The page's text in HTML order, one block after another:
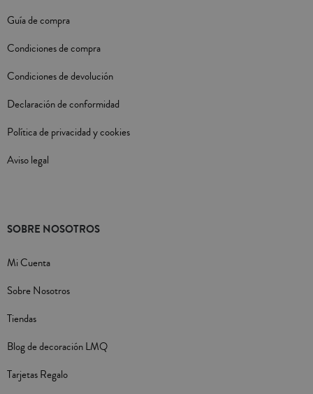
Guía de compra
Condiciones de compra
Condiciones de devolución
Declaración de conformidad
Política de privacidad y cookies
Aviso legal
SOBRE NOSOTROS
Mi Cuenta
Sobre Nosotros
Tiendas
Blog de decoración LMQ
Tarjetas Regalo